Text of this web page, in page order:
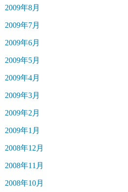
2009年8月
2009年7月
2009年6月
2009年5月
2009年4月
2009年3月
2009年2月
2009年1月
2008年12月
2008年11月
2008年10月